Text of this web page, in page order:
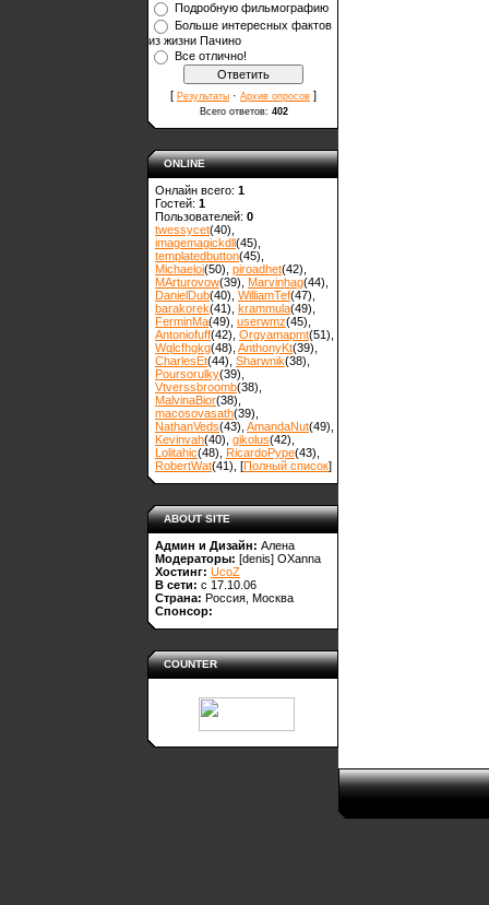
Подробную фильмографию
Больше интересных фактов
из жизни Пачино
Все отлично!
[ Результаты · Архив опросов ]
Всего ответов: 402
ONLINE
Онлайн всего: 1
Гостей: 1
Пользователей: 0
twessycet(40)
imagemagickdll(45)
templatedbutton(45)
Michaeloi(50) piroadhet(42)
MArturovow(39) Marvinhag(44)
DanielDub(40) WilliamTef(47)
barakorek(41) krammula(49)
FerminMa(49) userwmz(45)
Antoniofuff(42) Orgyamapmt(51)
Wqlcfhgkg(48) AnthonyKt(39)
CharlesEt(44) Sharwnik(38)
Poursorulky(39)
Vtverssbroomb(38)
MalvinaBior(38)
macosovasath(39)
NathanVeds(43) AmandaNut(49)
Kevinvah(40) gikolus(42)
Lolitahic(48) RicardoPype(43)
RobertWat(41) , [Полный список]
ABOUT SITE
Админ и Дизайн: Алена
Модераторы: [denis] OXanna
Хостинг: UcoZ
В сети: с 17.10.06
Страна: Россия, Москва
Спонсор:
COUNTER